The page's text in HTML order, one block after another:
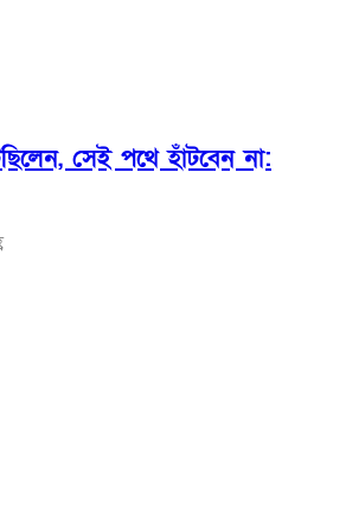
সেই পথে হাঁটবেন না: